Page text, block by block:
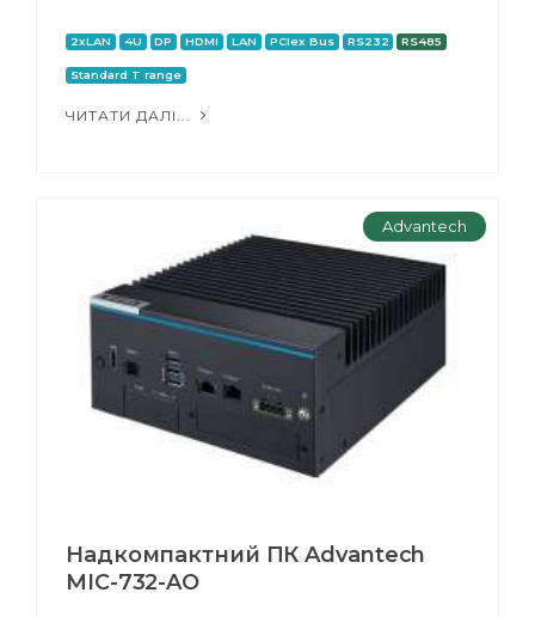
2xLAN 4U DP HDMI LAN PCIex Bus RS232 RS485
Standard T range
ЧИТАТИ ДАЛІ...
Advantech
Надкомпактний ПК Advantech
MIC-732-AO